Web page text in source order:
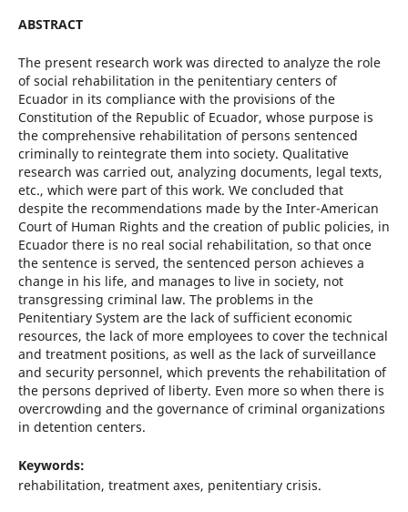
ABSTRACT
The present research work was directed to analyze the role
of social rehabilitation in the penitentiary centers of
Ecuador in its compliance with the provisions of the
Constitution of the Republic of Ecuador, whose purpose is
the comprehensive rehabilitation of persons sentenced
criminally to reintegrate them into society. Qualitative
research was carried out, analyzing documents, legal texts,
etc., which were part of this work. We concluded that
despite the recommendations made by the Inter-American
Court of Human Rights and the creation of public policies, in
Ecuador there is no real social rehabilitation, so that once
the sentence is served, the sentenced person achieves a
change in his life, and manages to live in society, not
transgressing criminal law. The problems in the
Penitentiary System are the lack of sufficient economic
resources, the lack of more employees to cover the technical
and treatment positions, as well as the lack of surveillance
and security personnel, which prevents the rehabilitation of
the persons deprived of liberty. Even more so when there is
overcrowding and the governance of criminal organizations
in detention centers.
Keywords:
rehabilitation, treatment axes, penitentiary crisis.